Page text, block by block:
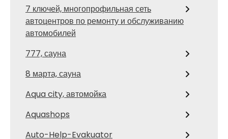
7 ключей, многопрофильная сеть
автоцентров по ремонту и обслуживанию
автомобилей
777, сауна
8 марта, сауна
Aqua city, автомойка
Aquashops
Auto-Help-Evakuator